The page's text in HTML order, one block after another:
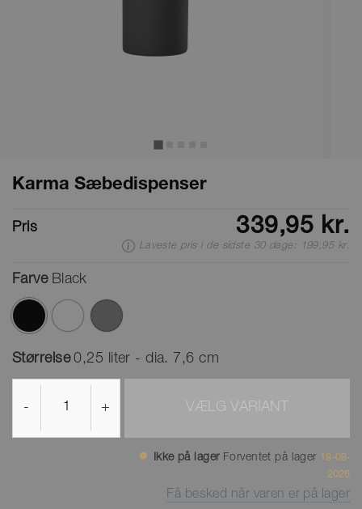
Karma Sæbedispenser
Pris 339,95 kr.
Laveste pris i de sidste 30 dage: 199,95 kr.
Farve Black
valgte
Størrelse 0,25 liter - dia. 7,6 cm
- + VÆLG VARIANT
Ikke på lager Forventet på lager 18-08-
2026
Få besked når varen er på lager